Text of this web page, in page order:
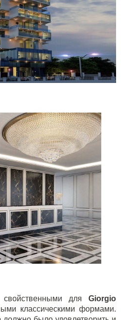
свойственными для Giorgio
классическими формами.